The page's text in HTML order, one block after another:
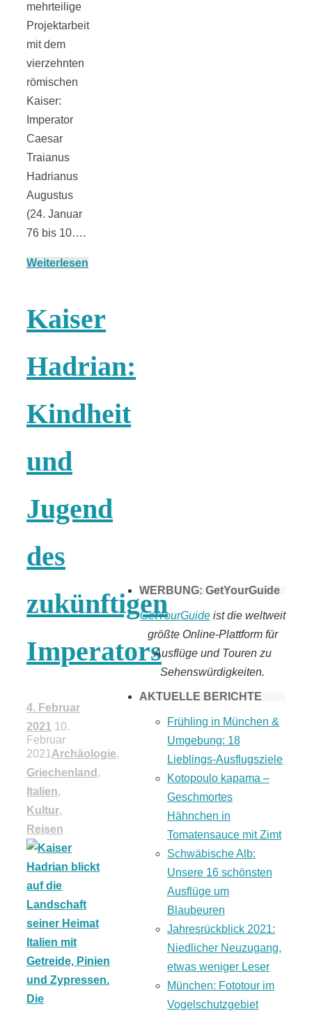
mehrteilige
Projektarbeit
mit dem
vierzehnten
römischen
Kaiser:
Imperator
Caesar
Traianus
Hadrianus
Augustus
(24. Januar
76 bis 10….
Weiterlesen
Kaiser
Hadrian:
Kindheit
und
Jugend
des
zukünftigen
Imperators
4. Februar
2021 10.
Februar
2021 Archäologie,
Griechenland ,
Italien,
Kultur,
Reisen
WERBUNG: GetYourGuide
GetYourGuideist die weltweit
größte Online-Plattform für
Ausflüge und Touren zu
Sehenswürdigkeiten.
AKTUELLE BERICHTE
Frühling in München &
Umgebung: 18
Lieblings-Ausflugsziele
Kotopoulo kapama –
Geschmortes
Hähnchen in
Tomatensauce mit Zimt
Schwäbische Alb:
Unsere 16 schönsten
Ausflüge um
Blaubeuren
Jahresrückblick 2021:
Niedlicher Neuzugang,
etwas weniger Leser
München: Fototour im
Vogelschutzgebiet